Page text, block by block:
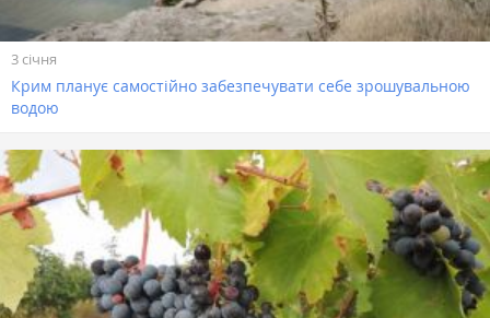
3 січня
Крим планує самостійно забезпечувати себе зрошувальною
водою